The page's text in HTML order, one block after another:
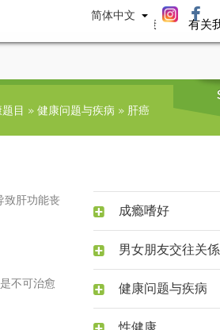
简体中文
性健康 有关
目 » 健康问题与疾病 » 肝癌
成瘾嗜好
男女朋友交往关係
健康问题与疾病
致肝功能丧
不可治愈